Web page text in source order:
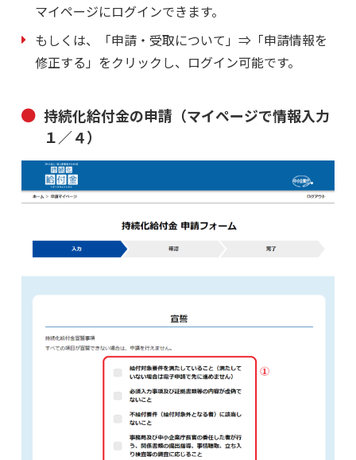
マイページにログインできます。
もしくは、「申請・受取について」⇒「申請情報を
修正する」をクリックし、ログイン可能です。
持続化給付金の申請（マイページで情報入力
１／４）